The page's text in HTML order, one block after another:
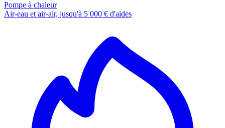
Pompe à chaleur
Air-eau et air-air, jusqu'à 5 000 € d'aides